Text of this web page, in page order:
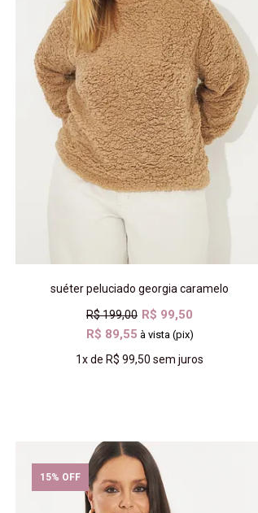
suéter peluciado georgia caramelo
R$ 199,00 R$ 99,50
R$ 89,55 à vista (pix)
1xde R$ 99,50 sem juros
15% OFF